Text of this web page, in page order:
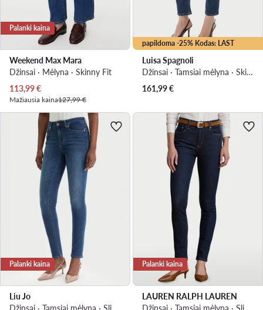
Palanki kaina
Weekend Max Mara
Džinsai · Mėlyna · Skinny Fit
Dabartinė kaina
113,99€
Mažiausia kaina127,99 €
papildoma -25% Kodas: LAST
Luisa Spagnoli
Džinsai · Tamsiai mėlyna · Skinny Fit
161,99€
Palanki kaina
Liu Jo
Džinsai · Tamsiai mėlyna · Slim Fit
Palanki kaina
LAUREN RALPH LAUREN
Džinsai · Tamsiai mėlyna · Slim Fit